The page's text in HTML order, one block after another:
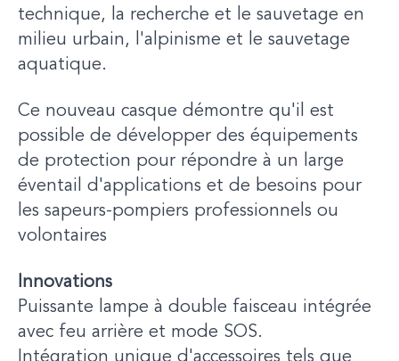
technique, la recherche et le sauvetage en
milieu urbain, l'alpinisme et le sauvetage
aquatique.
Ce nouveau casque démontre qu'il est
possible de développer des équipements
de protection pour répondre à un large
éventail d'applications et de besoins pour
les sapeurs-pompiers professionnels ou
volontaires
Innovations
Puissante lampe à double faisceau intégrée
avec feu arrière et mode SOS.
Intégration unique d'accessoires tels que